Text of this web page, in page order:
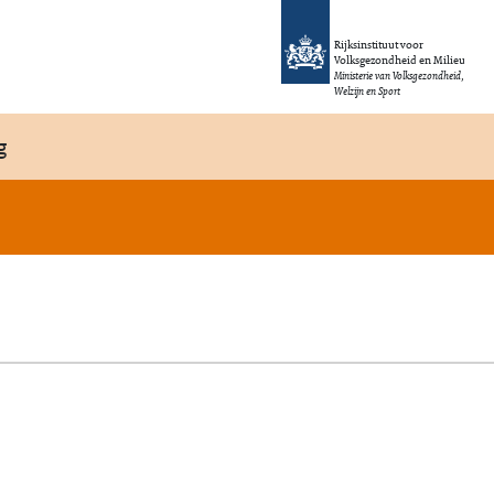
Rijksinstituut voor
Volksgezondheid en Milieu
Ministerie van Volksgezondheid,
Welzijn en Sport